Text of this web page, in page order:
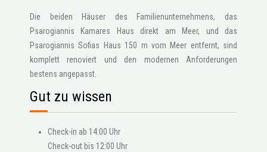
Die beiden Häuser des Familienunternehmens, das
Psarogiannis Kamares Haus direkt am Meer, und das
Psarogiannis Sofias Haus 150 m vom Meer entfernt, sind
komplett renoviert und den modernen Anforderungen
bestens angepasst.
Gut zu wissen
Check-in ab 14:00 Uhr
Check-out bis 12:00 Uhr